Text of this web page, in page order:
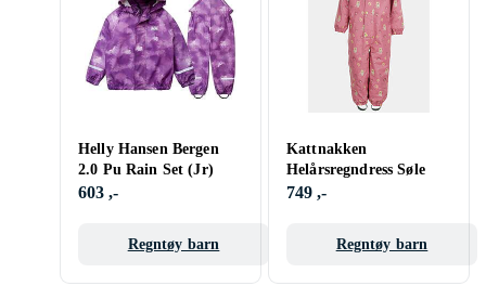
Helly Hansen Bergen
2.0 Pu Rain Set (Jr)
603 ,-
Regntøy barn
Kattnakken
Helårsregndress Søle
749 ,-
Regntøy barn